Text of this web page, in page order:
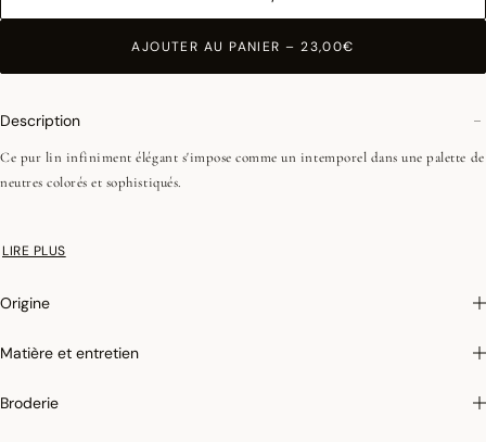
AJOUTER AU PANIER–23,00€
Description
Ce pur lin infiniment élégant s'impose comme un intemporel dans une palette de
neutres colorés et sophistiqués.
•Coins onglets - 2,5 cm
LIRE PLUS
Origine
Matière et entretien
Broderie